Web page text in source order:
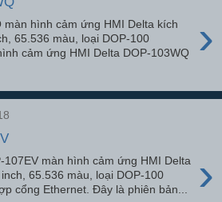
›
màn hình cảm ứng HMI Delta kích
65.536 màu, loại DOP-100
cảm ứng HMI Delta DOP-103WQ
›
107EV màn hình cảm ứng HMI Delta
65.536 màu, loại DOP-100
cổng Ethernet. Đây là phiên bản...